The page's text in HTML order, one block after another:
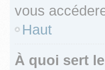
vous
Haut
À quoi sert